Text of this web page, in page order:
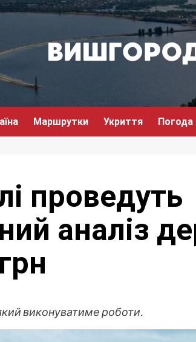
Маршрутки Укриття Погода
проведуть
аналіз
виконуватиме роботи.